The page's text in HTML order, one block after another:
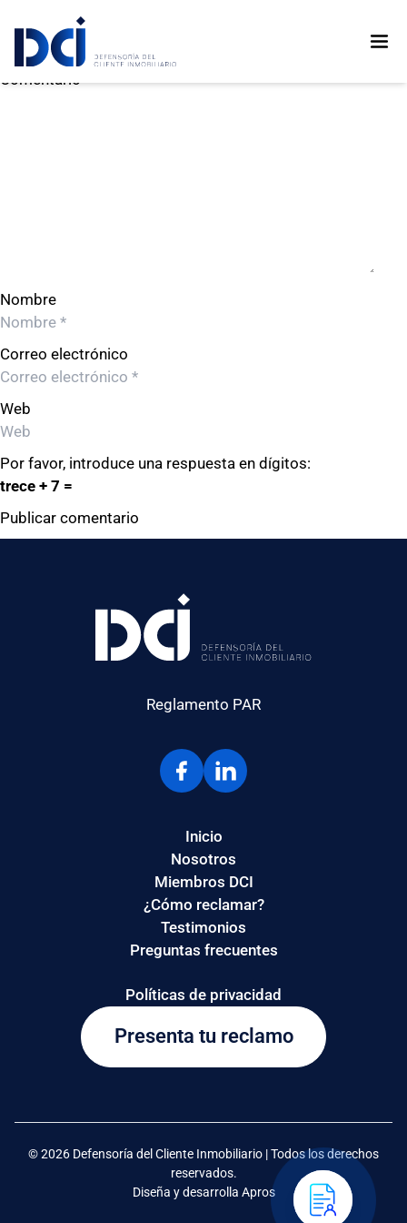
ACTIVA INMOBILIARIA SAC
Deja un comentario
Comentario
Nombre
Correo electrónico
Web
Por favor, introduce una respuesta en dígitos:
trece + 7 =
Reglamento PAR
Presenta tu reclamo
Inicio
Nosotros
Miembros DCI
¿Cómo reclamar?
Testimonios
Preguntas frecuentes
Políticas de privacidad
© 2026 Defensoría del Cliente Inmobiliario | Todos los derechos
reservados.
Diseña y desarrolla Apros